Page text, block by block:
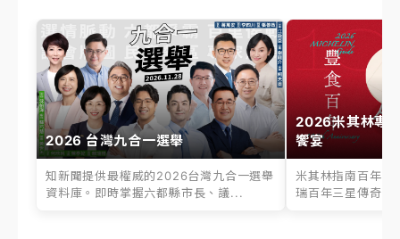
2026 台灣九合一選舉
知新聞提供最權威的2026台灣九合一選舉
資料庫。即時掌握六都縣市長、議...
2026米其林專
饗宴
米其林指南百年之
瑞百年三星傳奇、